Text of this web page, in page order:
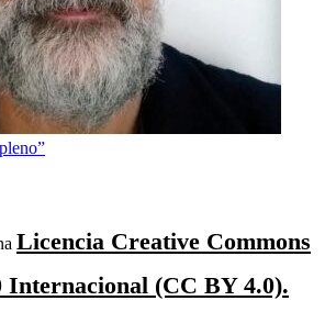
Licencia Creative Commons
(CC BY 4.0).